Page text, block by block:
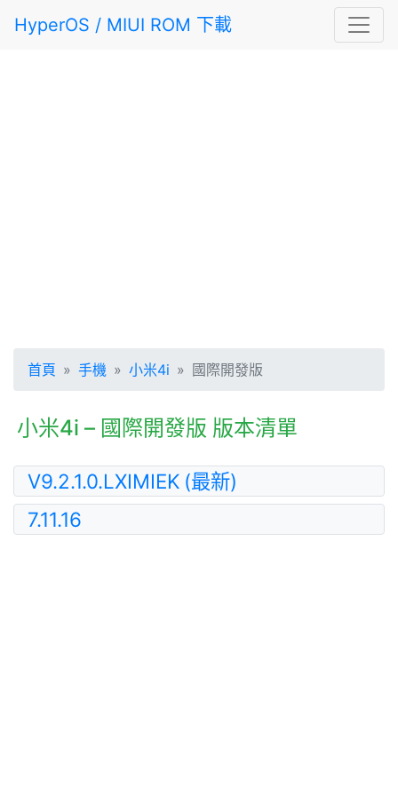
HyperOS / MIUI ROM 下載
首頁 手機 小米4i 國際開發版
小米4i – 國際開發版 版本清單
V9.2.1.0.LXIMIEK (最新)
7.11.16